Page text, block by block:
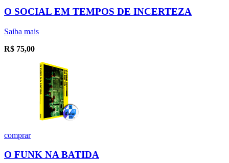
O SOCIAL EM TEMPOS DE INCERTEZA
Saiba mais
R$ 75,00
comprar
O FUNK NA BATIDA